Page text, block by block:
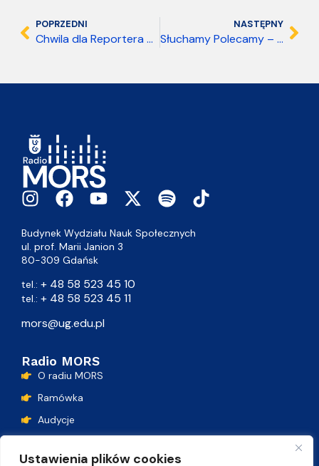
Ustawienia plików cookies
POPRZEDNI
Chwila dla Reportera – 24 kwietnia 2026
NASTĘPNY
Słuchamy Polecamy – 27 kwietnia 2026
Budynek Wydziału Nauk Społecznych
ul. prof. Marii Janion 3
80-309 Gdańsk
tel.: + 48 58 523 45 10
tel.: + 48 58 523 45 11
mors@ug.edu.pl
Radio MORS
O radiu MORS
Ramówka
Audycje